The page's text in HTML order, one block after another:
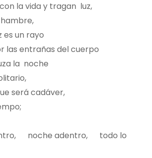
la vida y tragan luz,
es un rayo
las entrañas del cuerpo
la noche
será cadáver,
noche adentro, todo lo